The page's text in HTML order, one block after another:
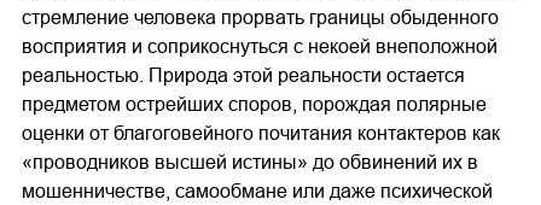
стремление человека прорвать границы обыденного
восприятия и соприкоснуться с некоей внеположной
реальностью. Природа этой реальности остается
предметом острейших споров, порождая полярные
оценки от благоговейного почитания контактеров как
«проводников высшей истины» до обвинений их в
мошенничестве, самообмане или даже психической